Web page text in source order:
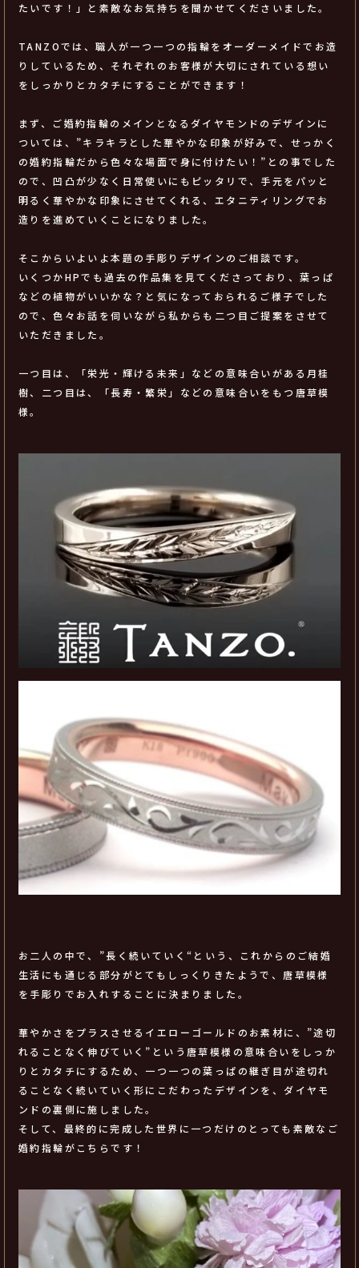
たいです！」と素敵なお気持ちを聞かせてくださいました。
TANZOでは、職人が一つ一つの指輪をオーダーメイドでお造
りしているため、それぞれのお客様が大切にされている想い
をしっかりとカタチにすることができます！
まず、ご婚約指輪のメインとなるダイヤモンドのデザインに
ついては、”キラキラとした華やかな印象が好みで、せっかく
の婚約指輪だから色々な場面で身に付けたい！”との事でした
ので、凹凸が少なく日常使いにもピッタリで、手元をパッと
明るく華やかな印象にさせてくれる、エタニティリングでお
造りを進めていくことになりました。
そこからいよいよ本題の手彫りデザインのご相談です。
いくつかHPでも過去の作品集を見てくださっており、葉っぱ
などの植物がいいかな？と気になっておられるご様子でした
ので、色々お話を伺いながら私からも二つ目ご提案をさせて
いただきました。
一つ目は、「栄光・輝ける未来」などの意味合いがある月桂
樹、二つ目は、「長寿・繁栄」などの意味合いをもつ唐草模
様。
お二人の中で、”長く続いていく“という、これからのご結婚
生活にも通じる部分がとてもしっくりきたようで、唐草模様
を手彫りでお入れすることに決まりました。
華やかさをプラスさせるイエローゴールドのお素材に、”途切
れることなく伸びていく”という唐草模様の意味合いをしっか
りとカタチにするため、一つ一つの葉っぱの継ぎ目が途切れ
ることなく続いていく形にこだわったデザインを、ダイヤモ
ンドの裏側に施しました。
そして、最終的に完成した世界に一つだけのとっても素敵なご
婚約指輪がこちらです！